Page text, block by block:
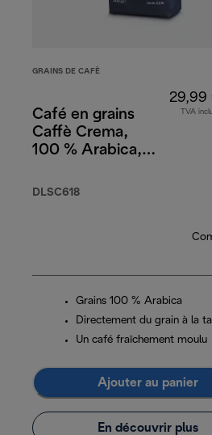
GRAINS DE CAFÈ
Café en grains
Caffè Crema,
100 % Arabica,
DLSC618
29,99
TVA
Grains 100 % Arabica
Directement du grain à la
Un café fraîchement moulu
Ajouter au panier
En découvrir plus